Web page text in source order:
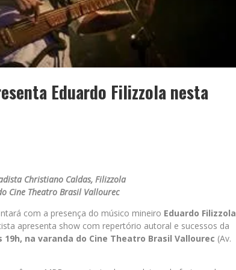
Eduardo Filizzola nesta
Christiano Caldas, Filizzola
Cine Theatro Brasil Vallourec
com a presença do músico mineiro Eduardo Filizzola
apresenta show com repertório autoral e sucessos da
na varanda do Cine Theatro Brasil Vallourec (Av.